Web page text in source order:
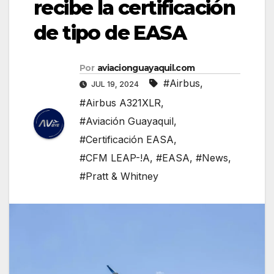
recibe la certificación
de tipo de EASA
Por aviacionguayaquil.com
JUL 19, 2024 #Airbus,
#Airbus A321XLR,
#Aviación Guayaquil,
#Certificación EASA,
#CFM LEAP-!A, #EASA, #News,
#Pratt & Whitney